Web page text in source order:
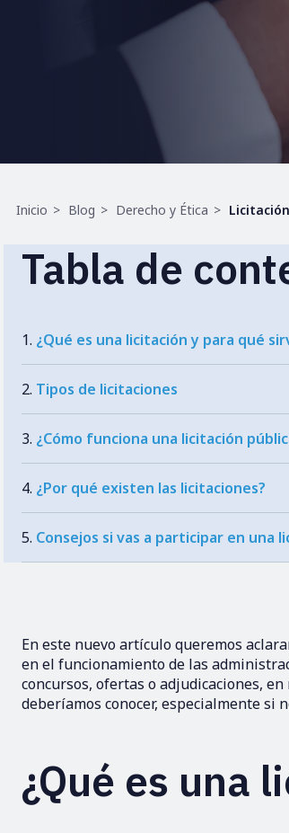
Ruta
navegación
Inicio Blog Derecho y Ética
Tabla de
¿Qué es una licitación y para qué
Tipos de licitaciones
¿Cómo funciona una licitación
¿Por qué existen las licitaciones?
Consejos si vas a participar en una
En este nuevo artículo queremos
en el funcionamiento de las
concursos, ofertas o adjudicaciones,
deberíamos conocer, especialmente si
¿Qué es una